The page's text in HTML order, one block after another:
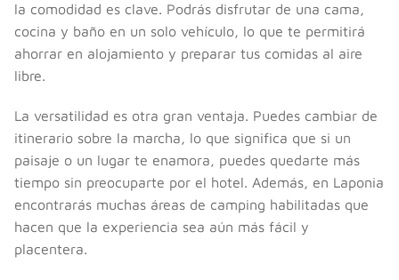
la comodidad es clave. Podrás disfrutar de una cama,
cocina y baño en un solo vehículo, lo que te permitirá
ahorrar en alojamiento y preparar tus comidas al aire
libre.
La versatilidad es otra gran ventaja. Puedes cambiar de
itinerario sobre la marcha, lo que significa que si un
paisaje o un lugar te enamora, puedes quedarte más
tiempo sin preocuparte por el hotel. Además, en Laponia
encontrarás muchas áreas de camping habilitadas que
hacen que la experiencia sea aún más fácil y
placentera.